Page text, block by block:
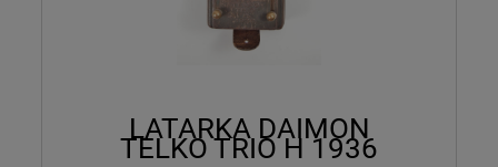
LATARKA DAIMON
TELKO TRIO H 1936